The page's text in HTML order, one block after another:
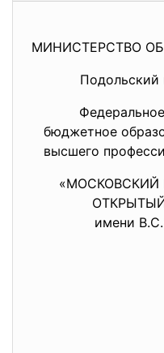
МИНИСТЕРСТВО
Подольский
бюджетное
высшего
«МОСКОВСКИЙ
имени